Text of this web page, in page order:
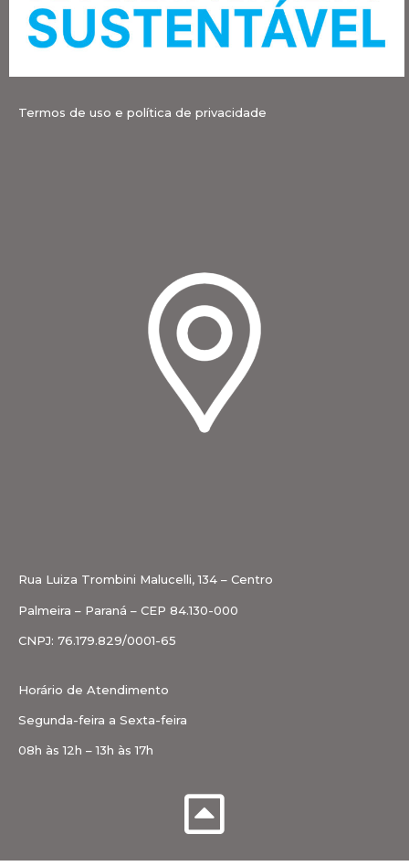
Termos de uso e política de privacidade
Rua Luiza Trombini Malucelli, 134 – Centro
Palmeira – Paraná – CEP 84.130-000
CNPJ: 76.179.829/0001-65
Horário de Atendimento
Segunda-feira a Sexta-feira
08h às 12h – 13h às 17h